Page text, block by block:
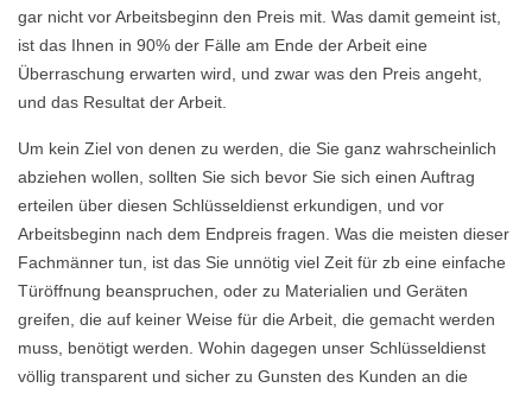
gar nicht vor Arbeitsbeginn den Preis mit. Was damit gemeint ist,
ist das Ihnen in 90% der Fälle am Ende der Arbeit eine
Überraschung erwarten wird, und zwar was den Preis angeht,
und das Resultat der Arbeit.
Um kein Ziel von denen zu werden, die Sie ganz wahrscheinlich
abziehen wollen, sollten Sie sich bevor Sie sich einen Auftrag
erteilen über diesen Schlüsseldienst erkundigen, und vor
Arbeitsbeginn nach dem Endpreis fragen. Was die meisten dieser
Fachmänner tun, ist das Sie unnötig viel Zeit für zb eine einfache
Türöffnung beanspruchen, oder zu Materialien und Geräten
greifen, die auf keiner Weise für die Arbeit, die gemacht werden
muss, benötigt werden. Wohin dagegen unser Schlüsseldienst
völlig transparent und sicher zu Gunsten des Kunden an die